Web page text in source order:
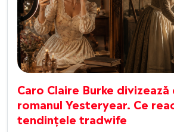
Caro Claire Burke
romanul Yesteryear. Ce
tendințele tradwife